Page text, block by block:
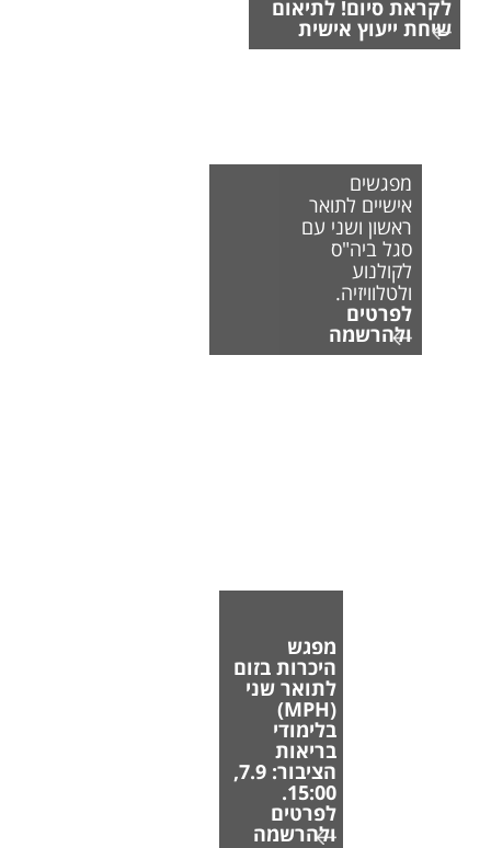
לקראת סיום! לתיאום
שיחת ייעוץ אישית
מפגשים
אישיים לתואר
ראשון ושני עם
סגל ביה"ס
לקולנוע
ולטלוויזיה.
לפרטים
ולהרשמה
מפגש
היכרות בזום
לתואר שני
(MPH)
בלימודי
בריאות
הציבור: 7.9,
15:00.
לפרטים
ולהרשמה